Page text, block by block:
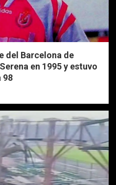
del Barcelona de
en 1995 y estuvo
98